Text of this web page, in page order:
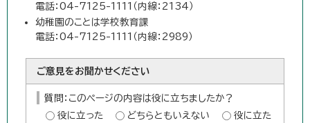
電話：04-7125-1111（内線：2134）
幼稚園のことは学校教育課
電話：04-7125-1111（内線：2989）
ご意見をお聞かせください
質問：このページの内容は役に立ちましたか？
役に立った
どちらともいえない
役に立た